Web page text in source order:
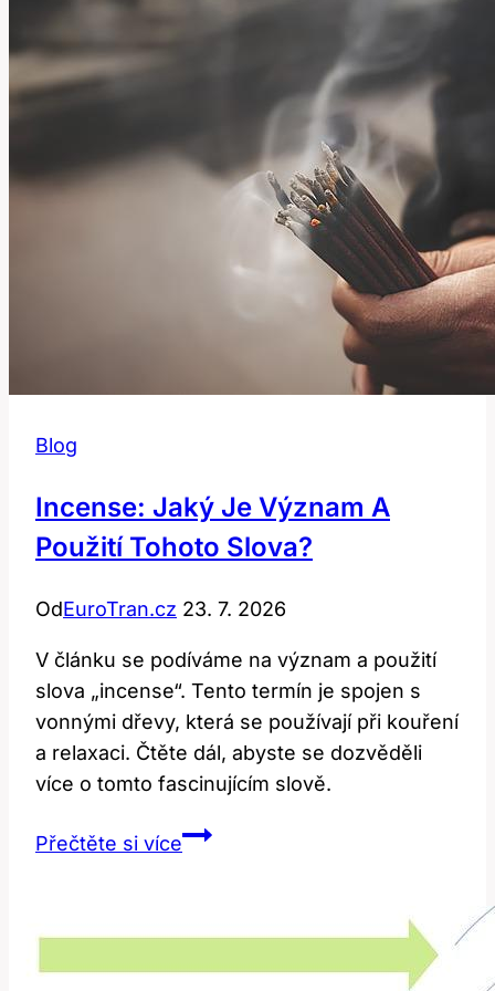
Blog
Incense: Jaký Je Význam A
Použití Tohoto Slova?
OdEuroTran.cz 23. 7. 2026
V článku se podíváme na význam a použití
slova „incense“. Tento termín je spojen s
vonnými dřevy, která se používají při kouření
a relaxaci. Čtěte dál, abyste se dozvěděli
více o tomto fascinujícím slově.
Přečtěte si víceIncense: